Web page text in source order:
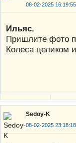
08-02-2025 16:19:55
Ильяс,
Пришлите фото
Колеса целиком
Sedoy-K
08-02-2025 23:18:18